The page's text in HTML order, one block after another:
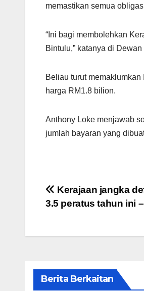
memastikan semua
“Ini bagi membolehkan
Bintulu,” katanya di
Beliau turut
harga RM1.8 bilion.
Anthony Loke menjawab
jumlah bayaran yang
Post
navigation
Kerajaan jangka
3.5 peratus tahun ini
Berita Berkaitan